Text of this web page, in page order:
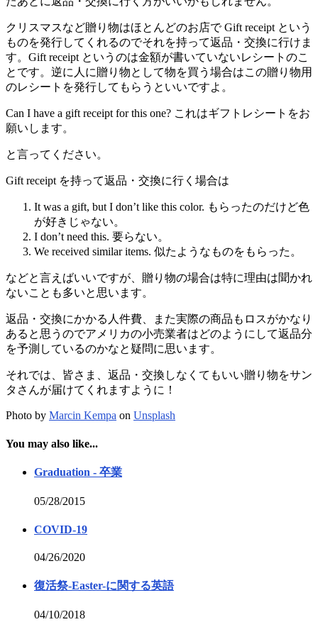
クリスマスなど贈り物はほとんどのお店で Gift receipt という
ものを発行してくれるのでそれを持って返品・交換に行けま
す。Gift receipt というのは金額が書いていないレシートのこ
とです。逆に人に贈り物として物を買う場合はこの贈り物用
のレシートを発行してもらうといいですよ。
Can I have a gift receipt for this one? これはギフトレシートをお
願いします。
と言ってください。
Gift receipt を持って返品・交換に行く場合は
It was a gift, but I don’t like this color. もらったのだけど色
が好きじゃない。
I don’t need this. 要らない。
We received similar items. 似たようなものをもらった。
などと言えばいいですが、贈り物の場合は特に理由は聞かれ
ないことも多いと思います。
返品・交換にかかる人件費、また実際の商品もロスがかなり
あると思うのでアメリカの小売業者はどのようにして返品分
を予測しているのかなと疑問に思います。
それでは、皆さま、返品・交換しなくてもいい贈り物をサン
タさんが届けてくれますように！
Photo by Marcin Kempa on Unsplash
You may also like...
Graduation - 卒業
05/28/2015
COVID-19
04/26/2020
復活祭-Easter-に関する英語
04/10/2018